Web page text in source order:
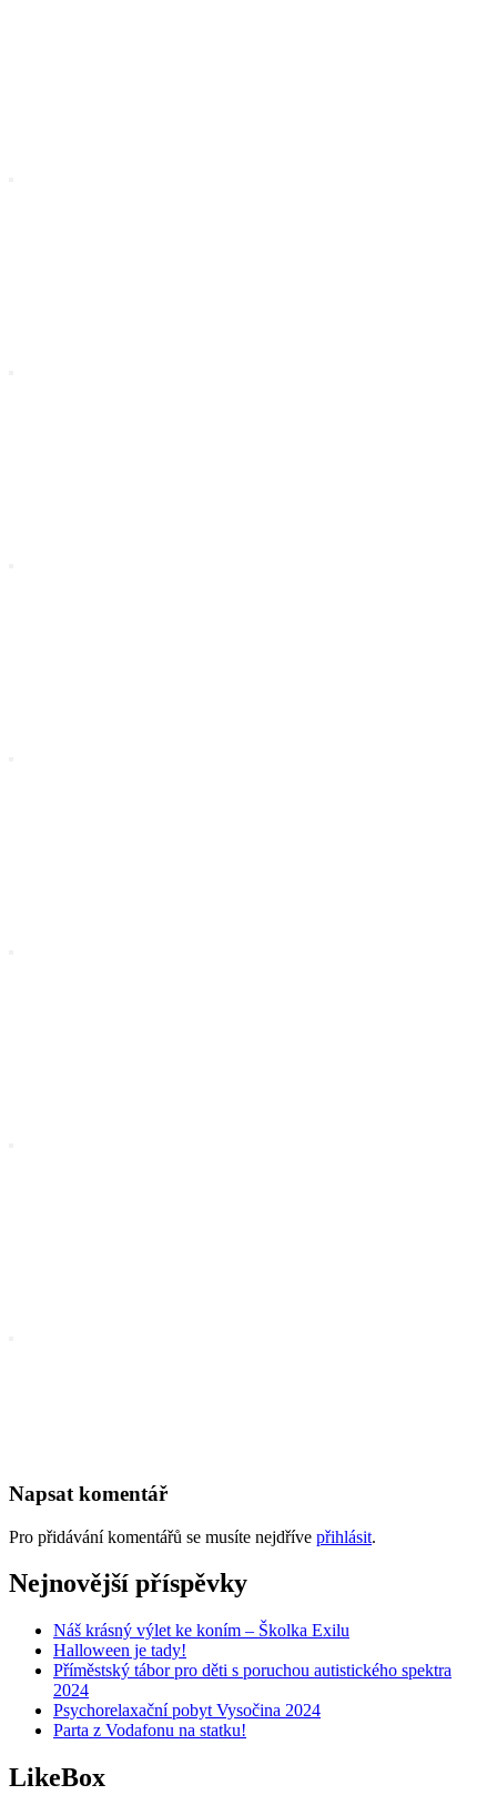
Napsat komentář
Pro přidávání komentářů se musíte nejdříve přihlásit.
Nejnovější příspěvky
Náš krásný výlet ke koním – Školka Exilu
Halloween je tady!
Příměstský tábor pro děti s poruchou autistického spektra
2024
Psychorelaxační pobyt Vysočina 2024
Parta z Vodafonu na statku!
LikeBox